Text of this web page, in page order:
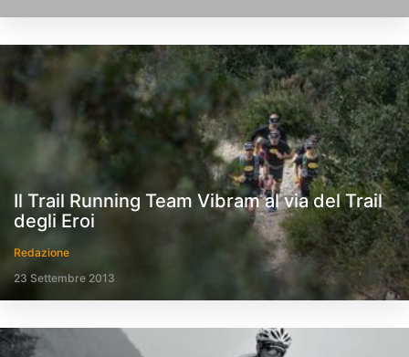
Il Trail Running Team Vibram al via del Trail
degli Eroi
Redazione
23 Settembre 2013